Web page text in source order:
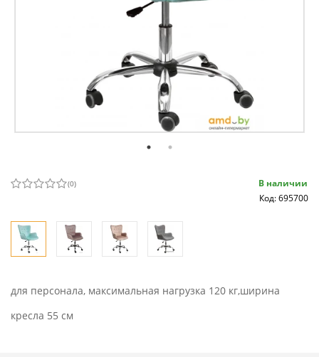
(0)
В наличии
Код: 695700
для персонала, максимальная нагрузка 120 кг,ширина
кресла 55 см